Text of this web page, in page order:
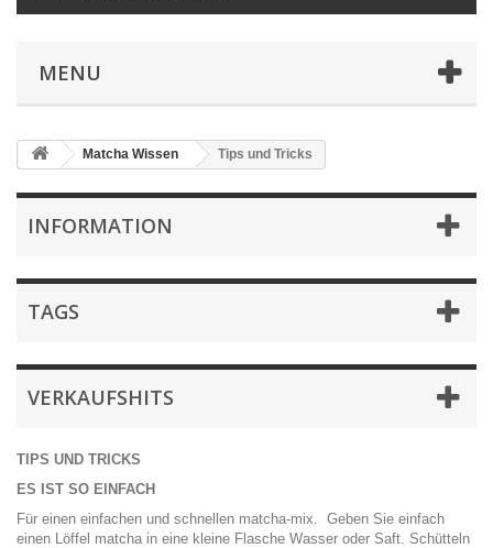
MENU
Matcha Wissen Tips und Tricks
INFORMATION
TAGS
VERKAUFSHITS
TIPS UND TRICKS
ES IST SO EINFACH
Für einen einfachen und schnellen matcha-mix. Geben Sie einfach
einen Löffel matcha in eine kleine Flasche Wasser oder Saft. Schütteln